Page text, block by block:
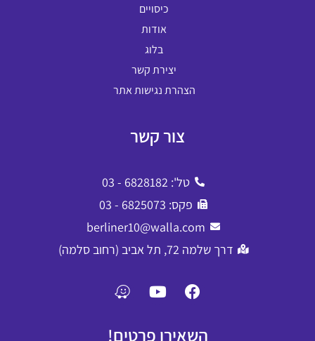
כיסויים
אודות
בלוג
יצירת קשר
הצהרת נגישות אתר
צור קשר
טל': 6828182 - 03
פקס: 6825073 - 03
berliner10@walla.com
דרך שלמה 72, תל אביב (רחוב סלמה)
השאירו פרטים!